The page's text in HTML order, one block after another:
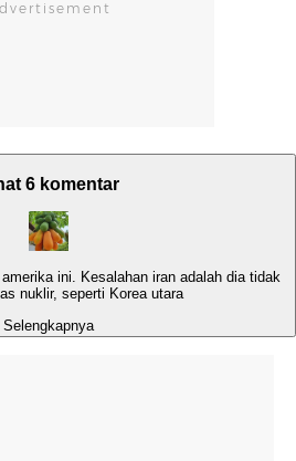
6 komentar
ini. Kesalahan iran adalah dia tidak
nuklir, seperti Korea utara
Selengkapnya